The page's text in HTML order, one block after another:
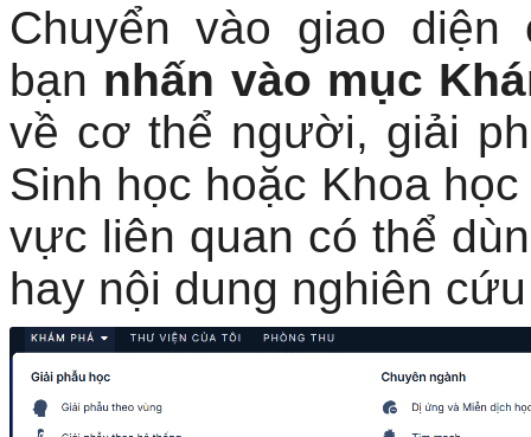
Chuyển vào giao diện
bạn nhấn vào mục
về cơ thể người, giải
Sinh học hoặc Khoa
vực liên quan có thể
hay nội dung nghiên